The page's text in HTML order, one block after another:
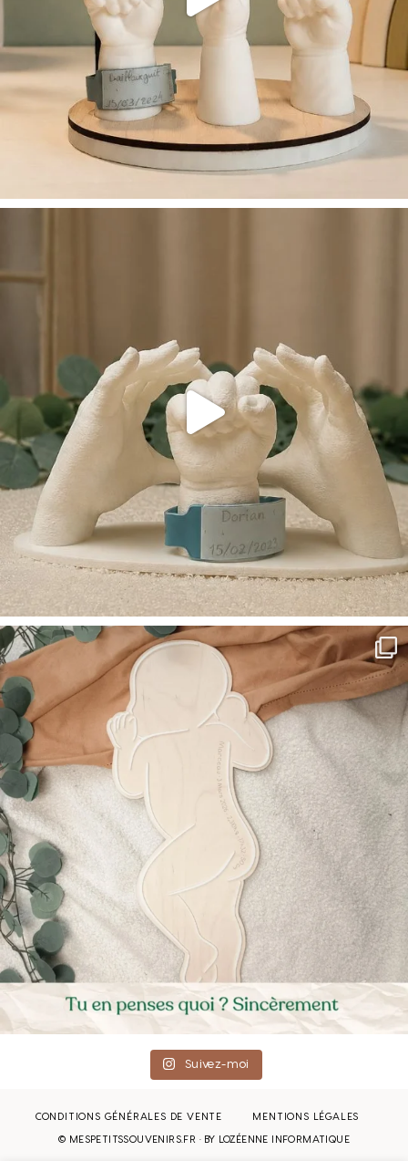
Suivez-moi
CONDITIONS GÉNÉRALES DE VENTE MENTIONS LÉGALES
© MESPETITSSOUVENIRS.FR · BY LOZÉENNE INFORMATIQUE